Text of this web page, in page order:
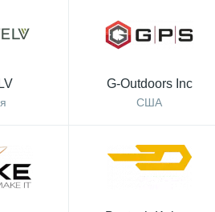
G-Outdoors Inc
США